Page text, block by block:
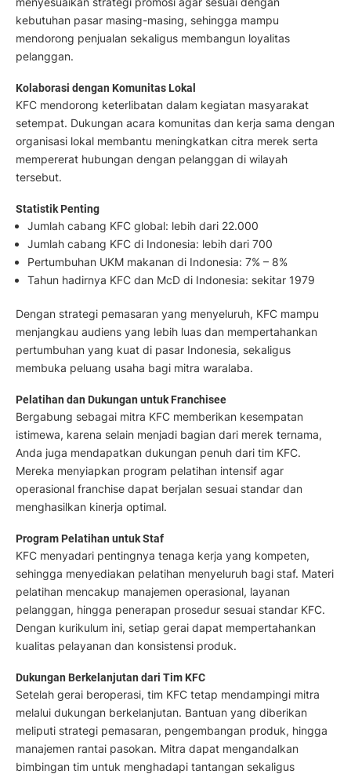
kebutuhan pasar masing-masing, sehingga mampu
mendorong penjualan sekaligus membangun loyalitas
pelanggan.
Kolaborasi dengan Komunitas Lokal
KFC mendorong keterlibatan dalam kegiatan masyarakat
setempat. Dukungan acara komunitas dan kerja sama dengan
organisasi lokal membantu meningkatkan citra merek serta
mempererat hubungan dengan pelanggan di wilayah
tersebut.
Statistik Penting
Jumlah cabang KFC global: lebih dari 22.000
Jumlah cabang KFC di Indonesia: lebih dari 700
Pertumbuhan UKM makanan di Indonesia: 7% – 8%
Tahun hadirnya KFC dan McD di Indonesia: sekitar 1979
Dengan strategi pemasaran yang menyeluruh, KFC mampu
menjangkau audiens yang lebih luas dan mempertahankan
pertumbuhan yang kuat di pasar Indonesia, sekaligus
membuka peluang usaha bagi mitra waralaba.
Pelatihan dan Dukungan untuk Franchisee
Bergabung sebagai mitra KFC memberikan kesempatan
istimewa, karena selain menjadi bagian dari merek ternama,
Anda juga mendapatkan dukungan penuh dari tim KFC.
Mereka menyiapkan program pelatihan intensif agar
operasional franchise dapat berjalan sesuai standar dan
menghasilkan kinerja optimal.
Program Pelatihan untuk Staf
KFC menyadari pentingnya tenaga kerja yang kompeten,
sehingga menyediakan pelatihan menyeluruh bagi staf. Materi
pelatihan mencakup manajemen operasional, layanan
pelanggan, hingga penerapan prosedur sesuai standar KFC.
Dengan kurikulum ini, setiap gerai dapat mempertahankan
kualitas pelayanan dan konsistensi produk.
Dukungan Berkelanjutan dari Tim KFC
Setelah gerai beroperasi, tim KFC tetap mendampingi mitra
melalui dukungan berkelanjutan. Bantuan yang diberikan
meliputi strategi pemasaran, pengembangan produk, hingga
manajemen rantai pasokan. Mitra dapat mengandalkan
bimbingan tim untuk menghadapi tantangan sekaligus